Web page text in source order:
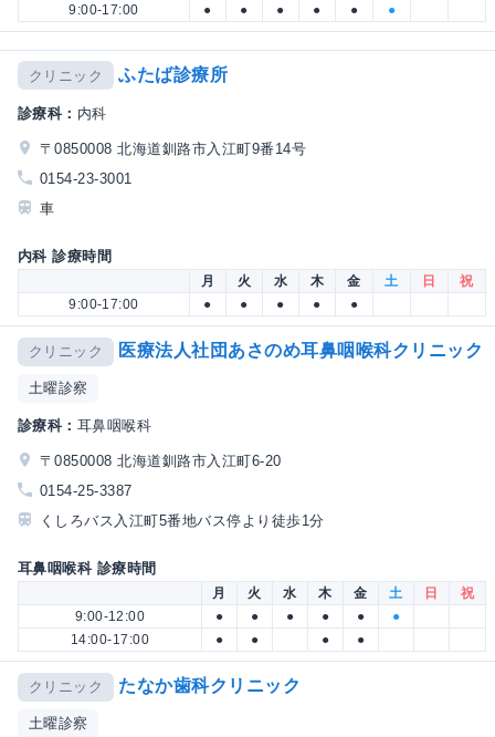
9:00-17:00
● ● ● ● ● ●
クリニック ふたば診療所
診療科： 内科
〒0850008 北海道釧路市入江町9番14号
0154-23-3001
車
内科 診療時間
月 火 水 木 金 土 日
祝
9:00-17:00
● ● ● ● ●
クリニック 医療法人社団あさのめ耳鼻咽喉科クリニック
土曜診察
診療科： 耳鼻咽喉科
〒0850008 北海道釧路市入江町6-20
0154-25-3387
くしろバス入江町5番地バス停より徒歩1分
耳鼻咽喉科 診療時間
月 火 水 木 金 土 日
祝
9:00-12:00
● ● ● ● ●
●
14:00-17:00
● ● ● ●
クリニック たなか歯科クリニック
土曜診察